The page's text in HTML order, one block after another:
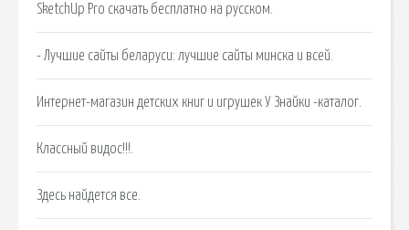
SketchUp Pro скачать бесплатно на русском.
- Лучшие сайты беларуси: лучшие сайты минска и всей.
Интернет-магазин детских книг и игрушек У Знайки -каталог.
Классный видос!!!.
Здесь найдется все.